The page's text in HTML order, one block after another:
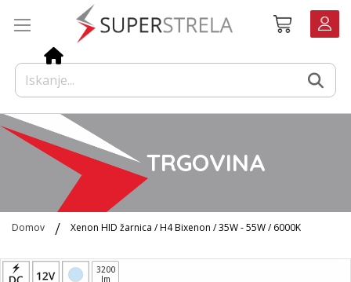
Košarica
TRGOVINA
Domov Xenon HID žarnica / H4 Bixenon / 35W - 55W / 6000K
Preskoči
3200
lm